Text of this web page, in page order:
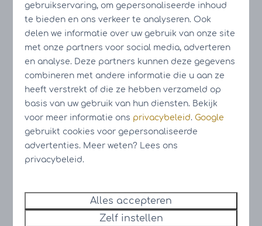
E-mailadres
Telefoonnummer
Ja, ik wil me aanmelden voor de nieuwsbrief
Aanmelden
Beveiligd door reCaptcha, privacybeleid
en
servicevoorwaarden zijn van toepassing.
Wat kan je verwachten?
Profiteer van exclusieve open dagen-
gebruikservaring, om gepersonaliseerde inhoud
te bieden en ons verkeer te analyseren. Ook
delen we informatie over uw gebruik van onze site
met onze partners voor social media, adverteren
en analyse. Deze partners kunnen deze gegevens
combineren met andere informatie die u aan ze
heeft verstrekt of die ze hebben verzameld op
basis van uw gebruik van hun diensten. Bekijk
voor meer informatie ons privacybeleid. Google
gebruikt cookies voor gepersonaliseerde
advertenties. Meer weten? Lees ons
privacybeleid.
Alles accepteren
Zelf instellen